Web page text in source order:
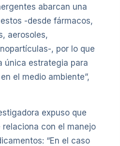
abarcan una
-desde fármacos,
aerosoles,
, por lo que
única estrategia para
el medio ambiente”,
expuso que
con el manejo
“En el caso